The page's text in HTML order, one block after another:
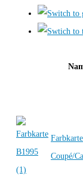
Coupé/